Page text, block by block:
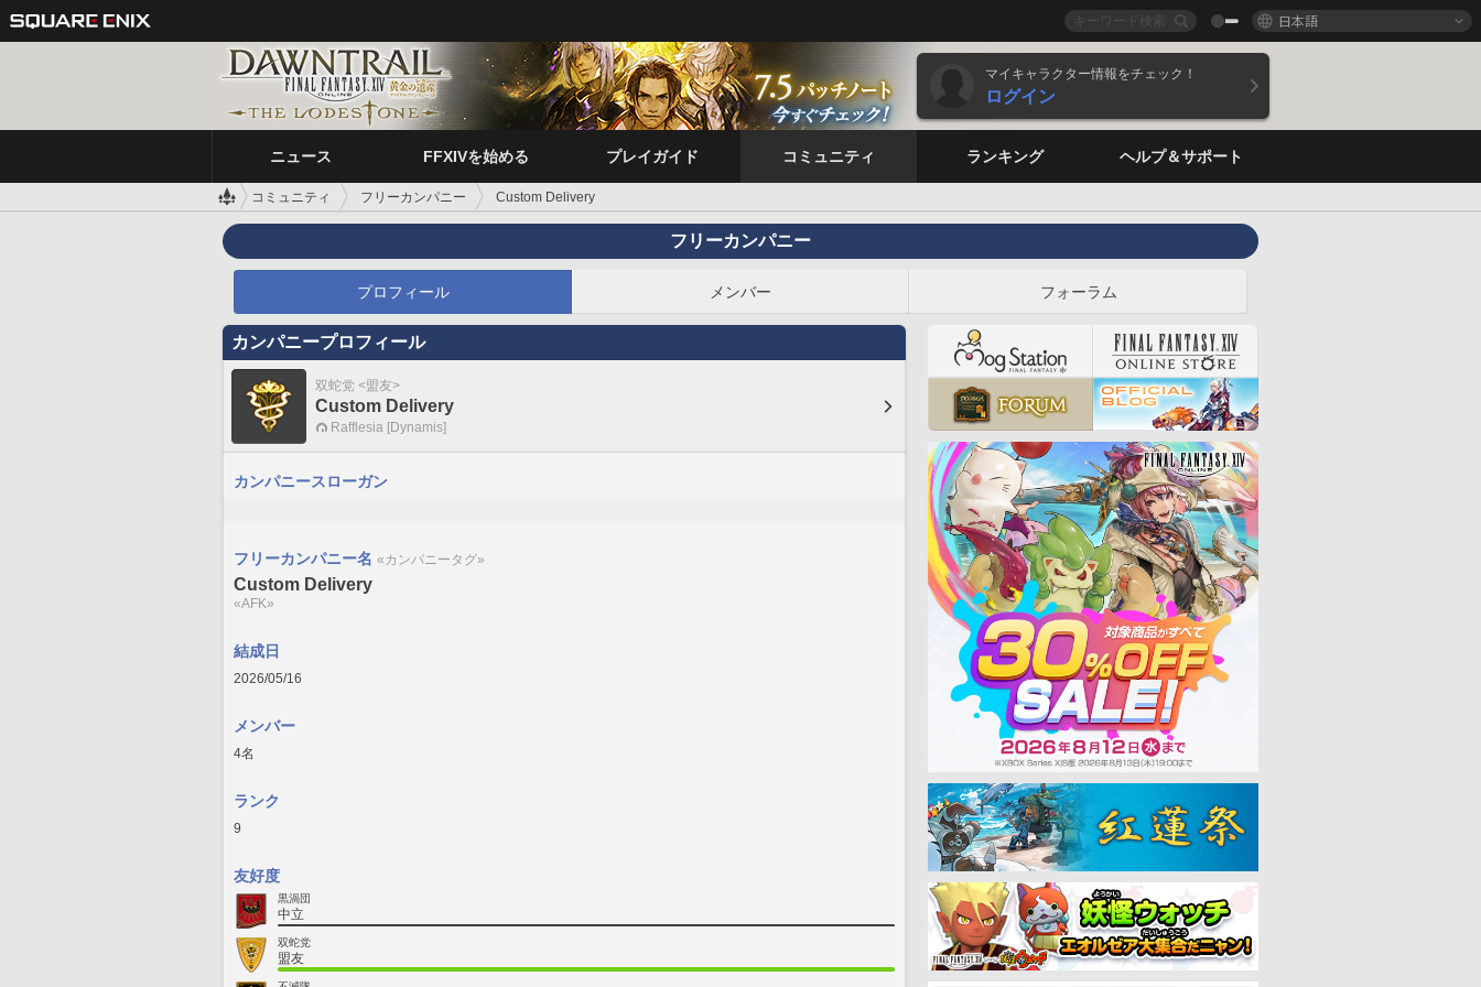
日本語
マイキャラクター情報をチェック！
ログイン
ニュース FFXIVを始める プレイガイド コミュニティ ランキング ヘルプ＆サポート
コミュニティ フリーカンパニー Custom Delivery
フリーカンパニー
プロフィール メンバー フォーラム
カンパニープロフィール
双蛇党 <盟友>
Custom Delivery
Rafflesia [Dynamis]
カンパニースローガン
フリーカンパニー名 «カンパニータグ»
Custom Delivery
«AFK»
結成日
2026/05/16
メンバー
4名
ランク
9
友好度
黒渦団
中立
双蛇党
盟友